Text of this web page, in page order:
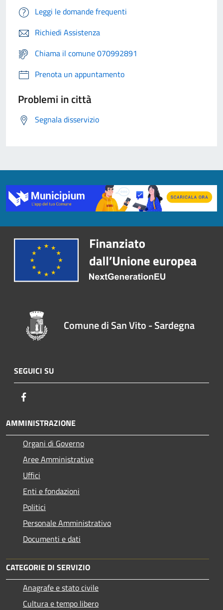
Leggi le domande frequenti
Richiedi Assistenza
Chiama il comune 070992891
Prenota un appuntamento
Problemi in città
Segnala disservizio
Comune di San Vito - Sardegna
SEGUICI SU
AMMINISTRAZIONE
Organi di Governo
Aree Amministrative
Uffici
Enti e fondazioni
Politici
Personale Amministrativo
Documenti e dati
CATEGORIE DI SERVIZIO
Anagrafe e stato civile
Cultura e tempo libero